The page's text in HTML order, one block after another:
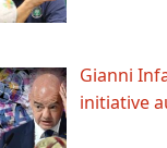
Gianni
initiative